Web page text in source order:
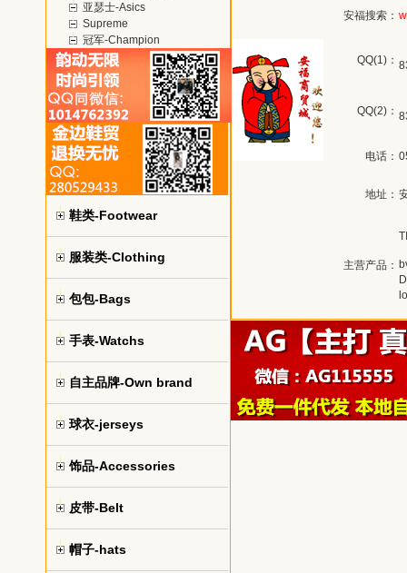
亚瑟士-Asics
Supreme
冠军-Champion
鞋类-Footwear
服装类-Clothing
包包-Bags
手表-Watchs
自主品牌-Own brand
球衣-jerseys
饰品-Accessories
皮带-Belt
帽子-hats
安福搜索：
QQ(1)：
QQ(2)：
电话：
地址：
主营产品：